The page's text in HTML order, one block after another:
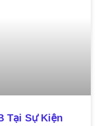
Tại Sự Kiện